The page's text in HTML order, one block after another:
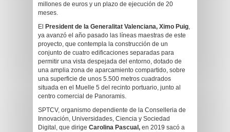
millones de euros y un plazo de ejecución de 20
meses.
El President de la Generalitat Valenciana, Ximo Puig,
ya avanzó el año pasado las líneas maestras de este
proyecto, que contempla la construcción de un
conjunto de cuatro edificaciones separadas para
permitir una vista despejada del entorno, dotado de
una amplia zona de aparcamiento compartido, sobre
una superficie de unos 5.500 metros cuadrados
situada en el Muelle 5 del recinto portuario, junto al
centro comercial de Panoramis.
SPTCV, organismo dependiente de la Conselleria de
Innovación, Universidades, Ciencia y Sociedad
Digital, que dirige Carolina Pascual, en 2019 sacó a